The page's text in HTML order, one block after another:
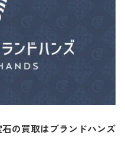
の買取はブランドハンズ